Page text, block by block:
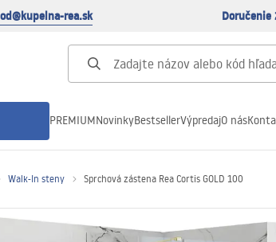
rea.sk
PREMIUMNovinkyBestsellerVýpredajO nás
Walk-In steny Sprchová zástena Rea Cortis GOLD 100